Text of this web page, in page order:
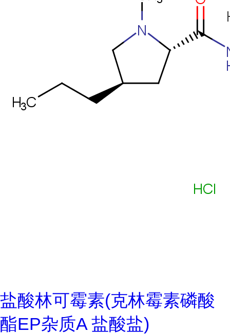
盐酸林可霉素(克林霉素磷酸
酯EP杂质A 盐酸盐)